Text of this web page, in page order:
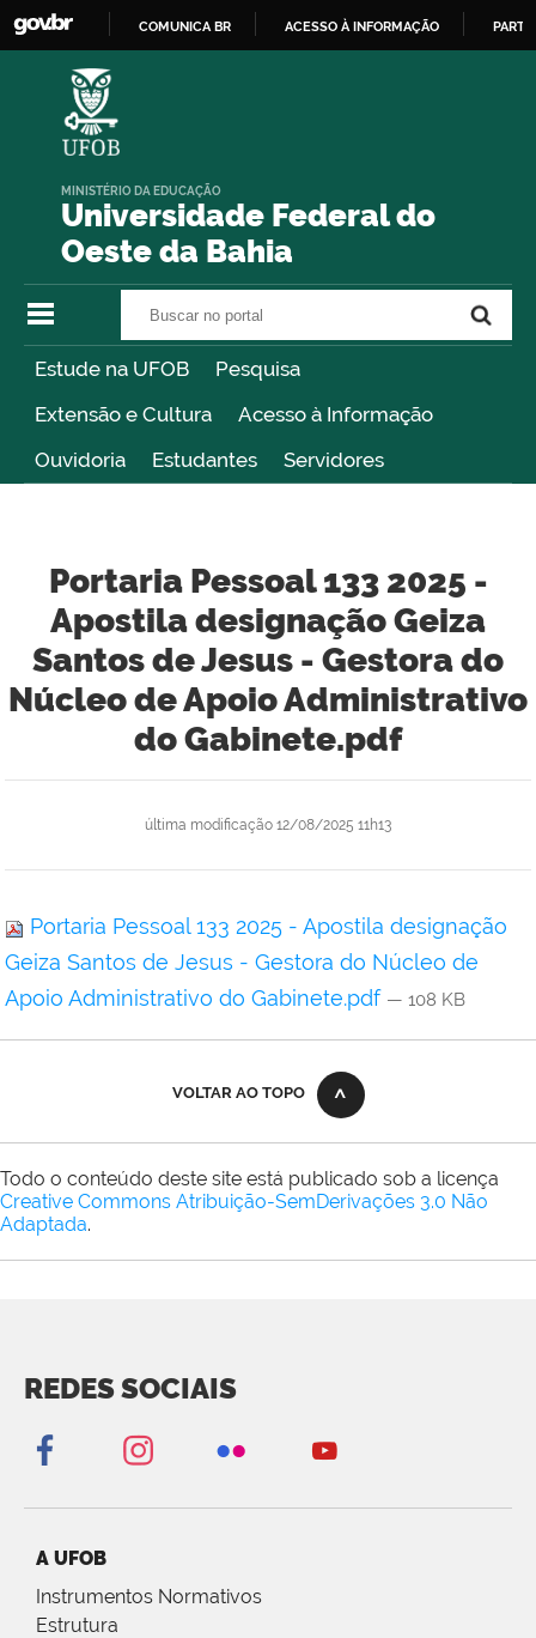
COMUNICA BR ACESSO À INFORMAÇÃO
Universidade Federal do
Oeste da Bahia
MINISTÉRIO DA EDUCAÇÃO
Estude na UFOB
Pesquisa
Extensão e Cultura
Acesso à Informação
Ouvidoria
Estudantes Servidores
Portaria Pessoal 133 2025 -
Apostila designação Geiza
Santos de Jesus - Gestora do
Núcleo de Apoio Administrativo
do Gabinete.pdf
última modificação 12/08/2025 11h13
Portaria Pessoal 133 2025 - Apostila designação
Geiza Santos de Jesus - Gestora do Núcleo de
Apoio Administrativo do Gabinete.pdf — 108 KB
VOLTAR AO TOPO
Todo o conteúdo deste site está publicado sob a licença
Creative Commons Atribuição-SemDerivações 3.0 Não
Adaptada.
REDES SOCIAIS
A UFOB
Instrumentos Normativos
Estrutura